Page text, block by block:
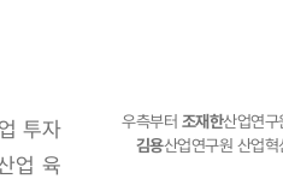
우측부터 조재한산업연구
김용산업연구원 산업
투자
업 육